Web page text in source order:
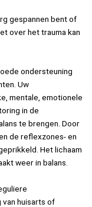
gespannen bent of
over het trauma kan
ondersteuning
Uw
mentale, emotionele
in de
te brengen. Door
de reflexzones- en
Het lichaam
weer in balans.
huisarts of